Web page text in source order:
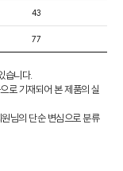
43
77
습니다.
로 기재되어 본 제품의 실
님의 단순 변심으로 분류